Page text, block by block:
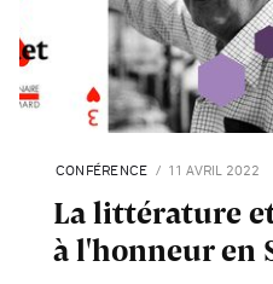
CONFÉRENCE 11 AVRIL 2022
La littérature
à l'honneur en